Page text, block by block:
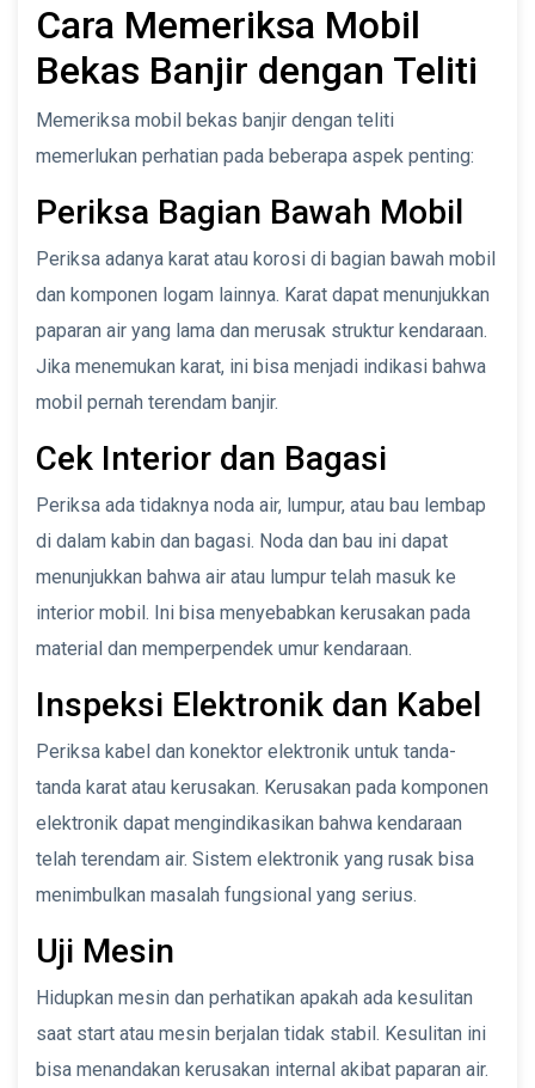
Cara Memeriksa Mobil
Bekas Banjir dengan Teliti
Memeriksa mobil bekas banjir dengan teliti
memerlukan perhatian pada beberapa aspek penting:
Periksa Bagian Bawah Mobil
Periksa adanya karat atau korosi di bagian bawah mobil
dan komponen logam lainnya. Karat dapat menunjukkan
paparan air yang lama dan merusak struktur kendaraan.
Jika menemukan karat, ini bisa menjadi indikasi bahwa
mobil pernah terendam banjir.
Cek Interior dan Bagasi
Periksa ada tidaknya noda air, lumpur, atau bau lembap
di dalam kabin dan bagasi. Noda dan bau ini dapat
menunjukkan bahwa air atau lumpur telah masuk ke
interior mobil. Ini bisa menyebabkan kerusakan pada
material dan memperpendek umur kendaraan.
Inspeksi Elektronik dan Kabel
Periksa kabel dan konektor elektronik untuk tanda-
tanda karat atau kerusakan. Kerusakan pada komponen
elektronik dapat mengindikasikan bahwa kendaraan
telah terendam air. Sistem elektronik yang rusak bisa
menimbulkan masalah fungsional yang serius.
Uji Mesin
Hidupkan mesin dan perhatikan apakah ada kesulitan
saat start atau mesin berjalan tidak stabil. Kesulitan ini
bisa menandakan kerusakan internal akibat paparan air.